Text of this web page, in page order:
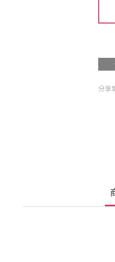
分享